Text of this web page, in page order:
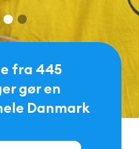
fra 445
gør en
Danmark